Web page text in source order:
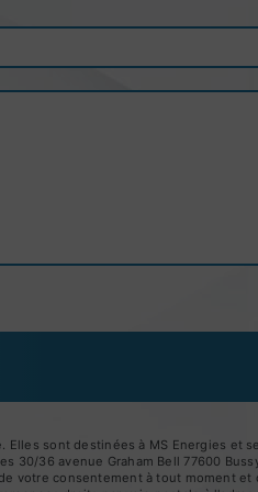
sont destinées à MS Energies et
30/36 avenue Graham Bell 77600
votre consentement à tout moment et